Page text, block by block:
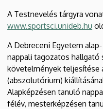
A Testnevelés tárgyra
www.sportsci.unideb.hu
A Debreceni Egyetem
nappali tagozatos hallgató
követelmények teljesítése
(abszolutórium)
Alapképzésen tanuló
félév, mesterképzésen